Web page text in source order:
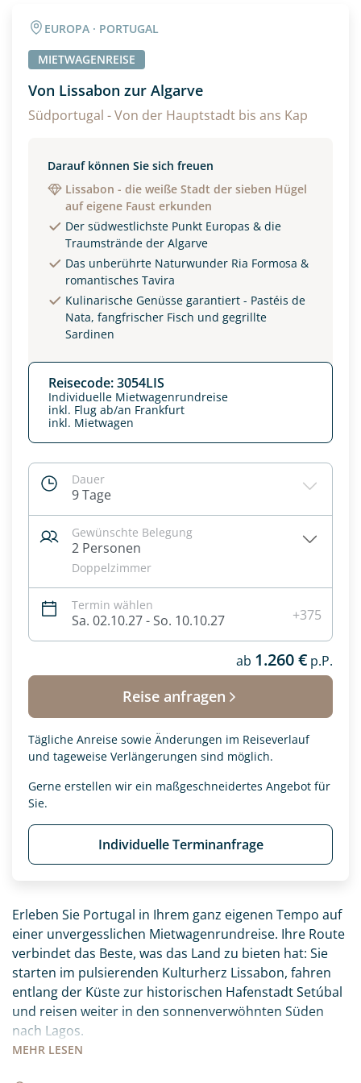
EUROPA · PORTUGAL
MIETWAGENREISE
Von Lissabon zur Algarve
Südportugal - Von der Hauptstadt bis ans Kap
Darauf können Sie sich freuen
Lissabon - die weiße Stadt der sieben Hügel
auf eigene Faust erkunden
Der südwestlichste Punkt Europas & die
Traumstrände der Algarve
Das unberührte Naturwunder Ria Formosa &
romantisches Tavira
Kulinarische Genüsse garantiert - Pastéis de
Nata, fangfrischer Fisch und gegrillte
Sardinen
Reisecode: 3054LIS
Individuelle Mietwagenrundreise
inkl. Flug ab/an Frankfurt
inkl. Mietwagen
Dauer
9 Tage
Gewünschte Belegung
2 Personen
Doppelzimmer
Termin wählen
Sa. 02.10.27 - So. 10.10.27 +375
ab 1.260 € p.P.
Reise anfragen
Tägliche Anreise sowie Änderungen im Reiseverlauf
und tageweise Verlängerungen sind möglich.
Gerne erstellen wir ein maßgeschneidertes Angebot für
Sie.
Individuelle Terminanfrage
MEHR LESEN
Erleben Sie Portugal in Ihrem ganz eigenen Tempo auf
einer unvergesslichen Mietwagenrundreise. Ihre Route
verbindet das Beste, was das Land zu bieten hat: Sie
starten im pulsierenden Kulturherz Lissabon, fahren
entlang der Küste zur historischen Hafenstadt Setúbal
und reisen weiter in den sonnenverwöhnten Süden
nach Lagos.
Alter
Unterkunft
EZ Familienzimmer
Reisebeginn
Datenschutz & Transparenz ist uns sehr wichtig!
Die Anfrage wird via SSL verschlüsselt an unseren Server
geschickt. Mit Absenden des Formulars, erklären Sie, dass
Widerrufhinweisezur
Kenntnis genommen und akzeptiert haben.